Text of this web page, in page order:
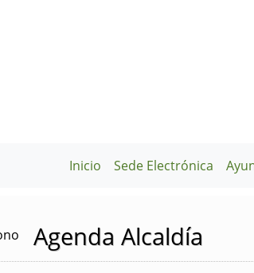
Inicio Sede Electrónica
Agenda Alcaldía